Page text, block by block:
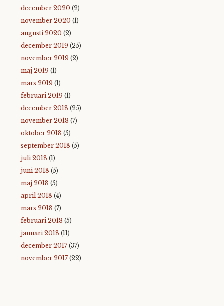
december 2020 (2)
november 2020 (1)
augusti 2020 (2)
december 2019 (25)
november 2019 (2)
maj 2019 (1)
mars 2019 (1)
februari 2019 (1)
december 2018 (25)
november 2018 (7)
oktober 2018 (5)
september 2018 (5)
juli 2018 (1)
juni 2018 (5)
maj 2018 (5)
april 2018 (4)
mars 2018 (7)
februari 2018 (5)
januari 2018 (11)
december 2017 (37)
november 2017 (22)